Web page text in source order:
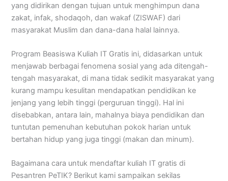
yang didirikan dengan tujuan untuk menghimpun dana
zakat, infak, shodaqoh, dan wakaf (ZISWAF) dari
masyarakat Muslim dan dana-dana halal lainnya.
Program Beasiswa Kuliah IT Gratis ini, didasarkan untuk
menjawab berbagai fenomena sosial yang ada ditengah-
tengah masyarakat, di mana tidak sedikit masyarakat yang
kurang mampu kesulitan mendapatkan pendidikan ke
jenjang yang lebih tinggi (perguruan tinggi). Hal ini
disebabkan, antara lain, mahalnya biaya pendidikan dan
tuntutan pemenuhan kebutuhan pokok harian untuk
bertahan hidup yang juga tinggi (makan dan minum).
Bagaimana cara untuk mendaftar kuliah IT gratis di
Pesantren PeTIK? Berikut kami sampaikan sekilas